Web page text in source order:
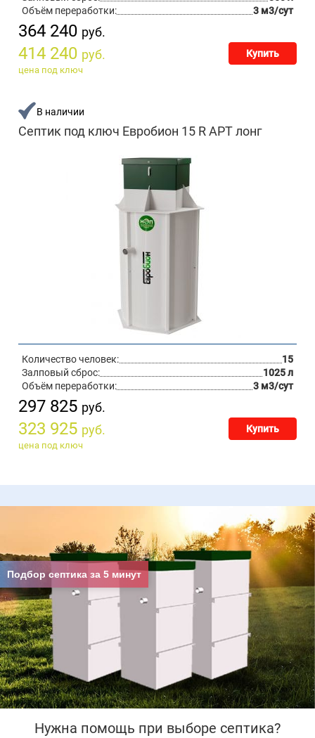
Объём переработки:
3 м3/сут
364 240 руб.
414 240 руб. Купить
цена под ключ
В наличии
Септик под ключ Евробион 15 R АРТ лонг
Количество человек:
15
Залповый сброс:
1025 л
Объём переработки:
3 м3/сут
297 825 руб.
323 925 руб. Купить
цена под ключ
Нужна помощь при выборе септика?
Подбор септика за 5 минут